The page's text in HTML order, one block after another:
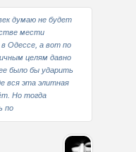
думаю не будет
мести
Одессе, а вот по
целям давно
было бы ударить
вся эта элитная
Но тогда
по